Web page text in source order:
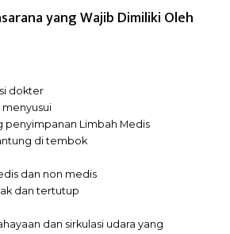
yang Wajib Dimiliki Oleh
dokter
menyusui
penyimpanan Limbah Medis
di tembok
dan non medis
dan tertutup
dan sirkulasi udara yang